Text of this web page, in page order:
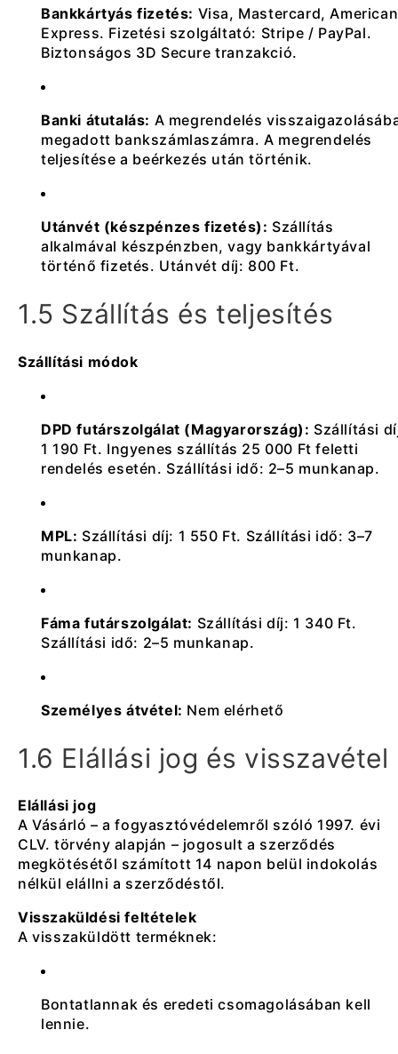
Bankkártyás fizetés: Visa, Mastercard, American
Express. Fizetési szolgáltató: Stripe / PayPal.
Biztonságos 3D Secure tranzakció.
Banki átutalás: A megrendelés
megadott bankszámlaszámra. A megrendelés
teljesítése a beérkezés után történik.
Utánvét (készpénzes fizetés): Szállítás
alkalmával készpénzben, vagy bankkártyával
történő fizetés. Utánvét díj: 800 Ft.
1.5 Szállítás és teljesítés
Szállítási módok
DPD futárszolgálat (Magyarország): Szállítási
1 190 Ft. Ingyenes szállítás 25 000 Ft feletti
rendelés esetén. Szállítási idő: 2–5 munkanap.
MPL: Szállítási díj: 1 550 Ft. Szállítási idő: 3–7
munkanap.
Fáma futárszolgálat: Szállítási díj: 1 340 Ft.
Szállítási idő: 2–5 munkanap.
Személyes átvétel: Nem elérhető
1.6 Elállási jog és visszavétel
Elállási jog
A Vásárló – a fogyasztóvédelemről szóló 1997. évi
CLV. törvény alapján – jogosult a szerződés
megkötésétől számított 14 napon belül indokolás
nélkül elállni a szerződéstől.
Visszaküldési feltételek
A visszaküldött terméknek:
Bontatlannak és eredeti csomagolásában kell
lennie.